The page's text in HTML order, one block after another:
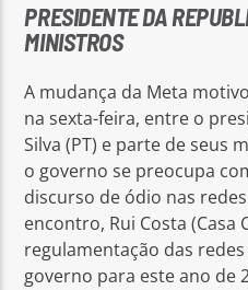
PRESIDENTE DA
MINISTROS
A mudança da Meta
na sexta-feira, entre o
Silva (PT) e parte de seus
o governo se preocupa
discurso de ódio nas
encontro, Rui Costa (Casa
regulamentação das
governo para este ano de